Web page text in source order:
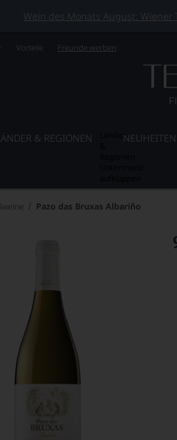
Wein des Monats August: Wiener
Vorteile Freunde werben
& REGIONEN
LänderNEUHEITEN
Pazo das Bruxas Albariño